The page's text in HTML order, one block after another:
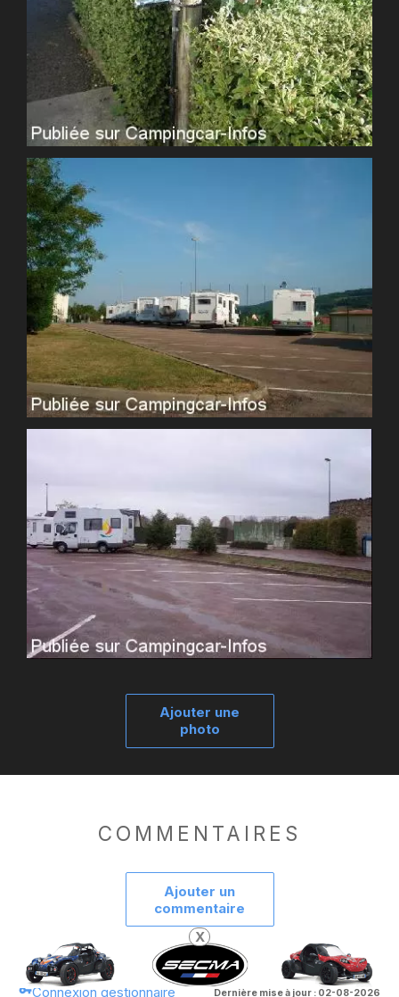
X
Ajouter une
photo
COMMENTAIRES
Ajouter un
commentaire
Pour joindre la gestion des aires :ici . Besoin d'aide :ici.
Connexion gestionnaire
Dernière mise à jour : 02-08-2026